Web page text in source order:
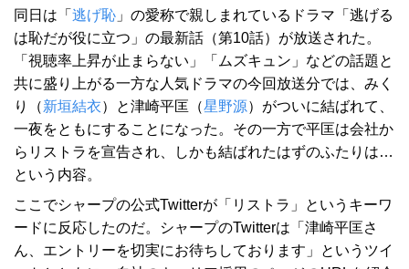
同日は「 逃げ恥 」の愛称で親しまれているドラマ「逃げる
は恥だが役に立つ」の最新話（第10話）が放送された。
「視聴率上昇が止まらない」「ムズキュン」などの話題と
共に盛り上がる一方な人気ドラマの今回放送分では、みく
り（新垣結衣）と津崎平匡（星野源）がついに結ばれて、
一夜をともにすることになった。その一方で平匡は会社か
らリストラを宣告され、しかも結ばれたはずのふたりは…
という内容。
ここでシャープの公式Twitterが「リストラ」というキーワ
ードに反応したのだ。シャープのTwitterは「津崎平匡さ
ん、エントリーを切実にお待ちしております」というツイ